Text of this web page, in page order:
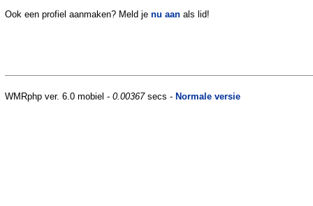
Ook een profiel aanmaken? Meld je nu aan als lid!
WMRphp ver. 6.0 mobiel - 0.00367secs - Normale versie